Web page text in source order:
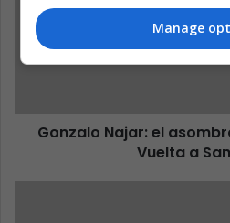
Gonzalo Najar: el
Vuelta a
Manage